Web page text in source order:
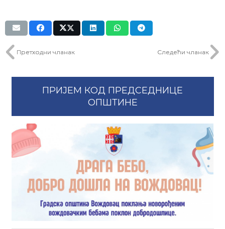
Претходни чланак Следећи чланак
ПРИЈЕМ КОД ПРЕДСЕДНИЦЕ
ОПШТИНЕ